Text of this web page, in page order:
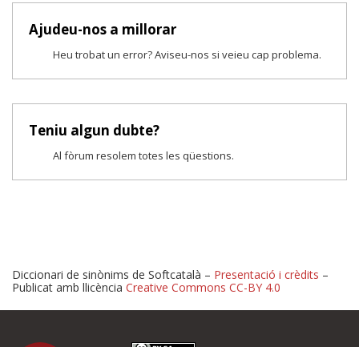
Ajudeu-nos a millorar
Heu trobat un error? Aviseu-nos si veieu cap problema.
Teniu algun dubte?
Al fòrum resolem totes les qüestions.
Diccionari de sinònims de Softcatalà – Presentació i crèdits –
Publicat amb llicència Creative Commons CC-BY 4.0